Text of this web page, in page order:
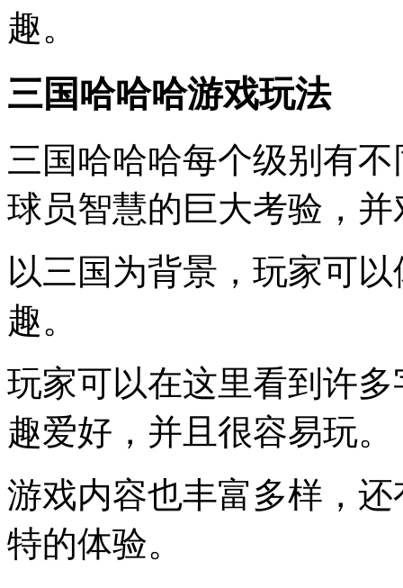
趣。
三国哈哈哈游戏玩法
三国哈哈哈每个级别有
球员智慧的巨大考验，
以三国为背景，玩家可
趣。
玩家可以在这里看到许
趣爱好，并且很容易玩。
游戏内容也丰富多样，
特的体验。